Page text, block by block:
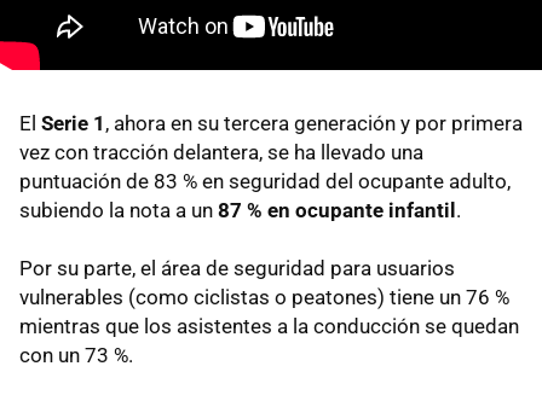
El Serie 1 , ahora en su tercera generación y por primera
vez con tracción delantera, se ha llevado una
puntuación de 83 % en seguridad del ocupante adulto,
subiendo la nota a un 87 % en ocupante infantil .
Por su parte, el área de seguridad para usuarios
vulnerables (como ciclistas o peatones) tiene un 76 %
mientras que los asistentes a la conducción se quedan
con un 73 %.